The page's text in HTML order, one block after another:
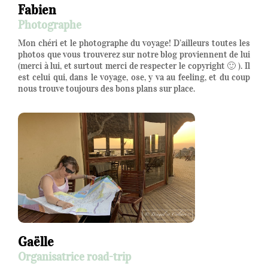
Fabien
Photographe
Mon chéri et le photographe du voyage! D’ailleurs toutes les
photos que vous trouverez sur notre blog proviennent de lui
(merci à lui, et surtout merci de respecter le copyright 🙂 ). Il
est celui qui, dans le voyage, ose, y va au feeling, et du coup
nous trouve toujours des bons plans sur place.
Gaëlle
Organisatrice road-trip